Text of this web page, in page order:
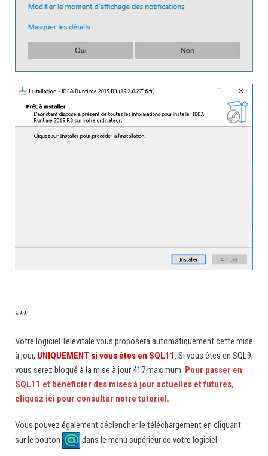
***
Votre logiciel Télévitale vous proposera automatiquement cette mise
à jour, UNIQUEMENT si vous êtes en SQL11 . Si vous êtes en SQL9,
vous serez bloqué à la mise à jour 417 maximum. Pour passer en
SQL11 et bénéficier des mises à jour actuelles et futures,
cliquez ici pour consulter notre tutoriel.
Vous pouvez également déclencher le téléchargement en cliquant
sur le bouton
dans le menu supérieur de votre logiciel.